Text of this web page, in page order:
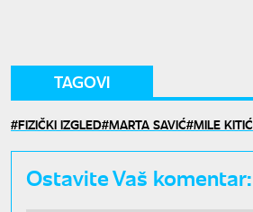
TAGOVI
FIZIČKI IZGLED MARTA SAVIĆ MILE KITIĆ
Ostavite Vaš komentar: